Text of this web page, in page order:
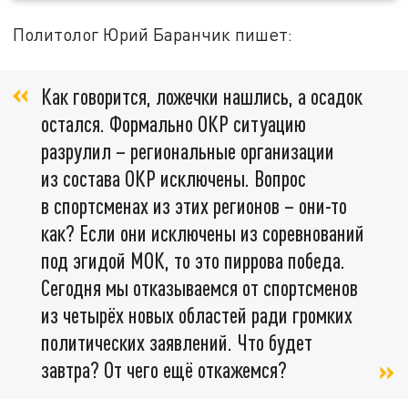
Политолог Юрий Баранчик пишет:
Как говорится, ложечки нашлись, а осадок
остался. Формально ОКР ситуацию
разрулил – региональные организации
из состава ОКР исключены. Вопрос
в спортсменах из этих регионов – они-то
как? Если они исключены из соревнований
под эгидой МОК, то это пиррова победа.
Сегодня мы отказываемся от спортсменов
из четырёх новых областей ради громких
политических заявлений. Что будет
завтра? От чего ещё откажемся?